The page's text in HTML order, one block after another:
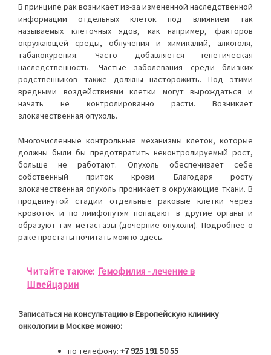
В принципе рак возникает из-за измененной наследственной
информации отдельных клеток под влиянием так
называемых клеточных ядов, как например, факторов
окружающей среды, облучения и химикалий, алкоголя,
табакокурения. Часто добавляется генетическая
наследственность. Частые заболевания среди близких
родственников также должны насторожить. Под этими
вредными воздействиями клетки могут вырождаться и
начать не контролированно расти. Возникает
злокачественная опухоль.
Многочисленные контрольные механизмы клеток, которые
должны были бы предотвратить неконтролируемый рост,
больше не работают. Опухоль обеспечивает себе
собственный приток крови. Благодаря росту
злокачественная опухоль проникает в окружающие ткани. В
продвинутой стадии отдельные раковые клетки через
кровоток и по лимфопутям попадают в другие органы и
образуют там метастазы (дочерние опухоли). Подробнее о
раке простаты почитать можно здесь.
Читайте также: Гемофилия - лечение в
Швейцарии
Записаться на консультацию в Европейскую клинику
онкологии в Москве можно:
по телефону: +7 925 191 50 55